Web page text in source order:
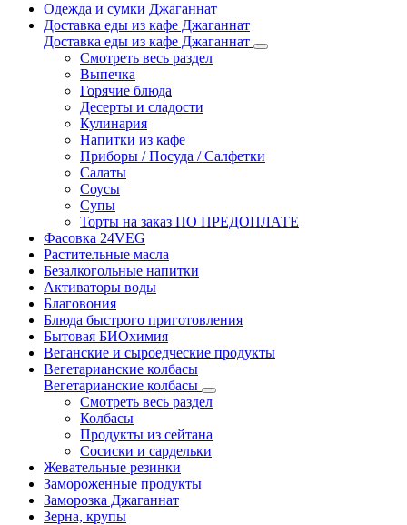
Одежда и сумки Джаганнат
Доставка еды из кафе Джаганнат
Доставка еды из кафе Джаганнат
Смотреть весь раздел
Выпечка
Горячие блюда
Десерты и сладости
Кулинария
Напитки из кафе
Приборы / Посуда / Салфетки
Салаты
Соусы
Супы
Торты на заказ ПО ПРЕДОПЛАТЕ
Фасовка 24VEG
Растительные масла
Безалкогольные напитки
Активаторы воды
Благовония
Блюда быстрого приготовления
Бытовая БИОхимия
Веганские и сыроедческие продукты
Вегетарианские колбасы
Вегетарианские колбасы
Смотреть весь раздел
Колбасы
Продукты из сейтана
Сосиски и сардельки
Жевательные резинки
Замороженные продукты
Заморозка Джаганнат
Зерна, крупы